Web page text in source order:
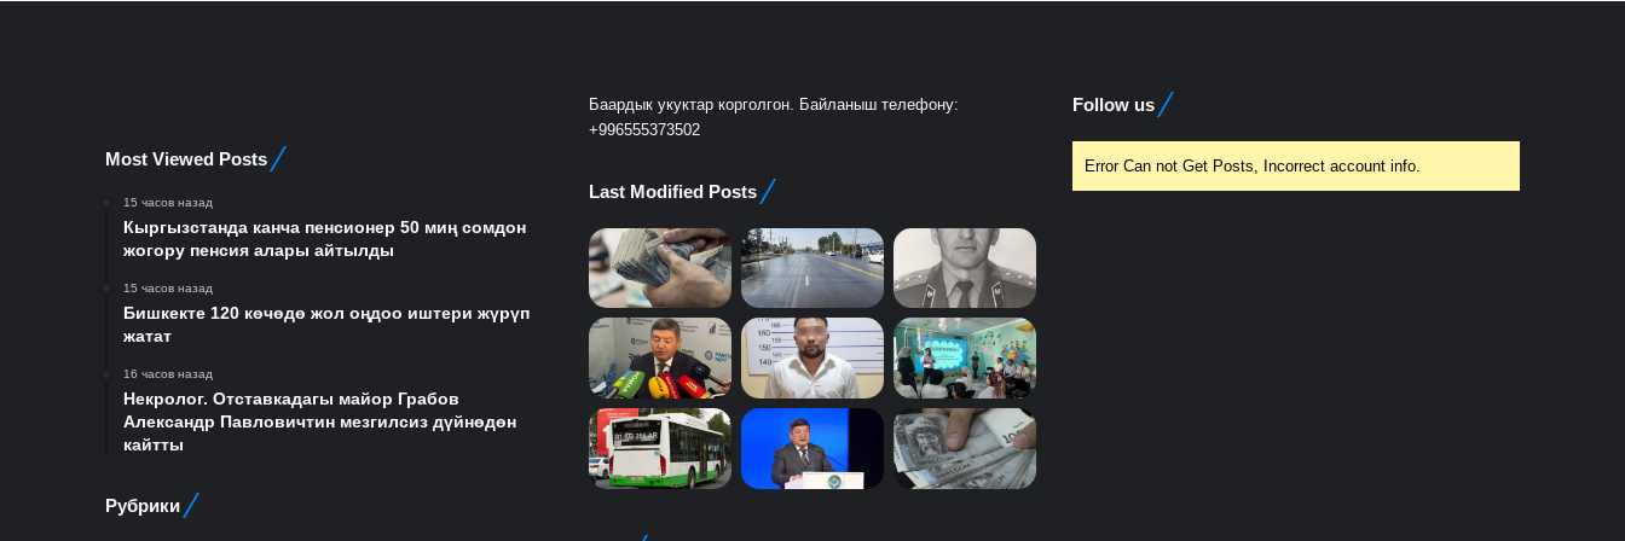
Most Viewed Posts
15 часов назад
Кыргызстанда канча пенсионер 50 миң сомдон
жогору пенсия алары айтылды
15 часов назад
Бишкекте 120 көчөдө жол оңдоо иштери жүрүп
жатат
16 часов назад
Некролог. Отставкадагы майор Грабов
Александр Павловичтин мезгилсиз дүйнөдөн
кайтты
Рубрики
Баардык укуктар корголгон. Байланыш телефону:
+996555373502
Last Modified Posts
Follow us
Error Can not Get Posts, Incorrect account info.